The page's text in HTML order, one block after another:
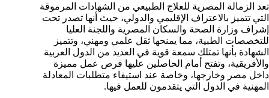
تعد الزمالة المصرية للعلاج الطبيعي من الشهادات المرموقة
التي تتميز بالاعتراف الإقليمي والدولي، حيث أنها تصدر تحت
إشراف وزارة الصحة والسكان المصرية واللجنة العليا
للتخصصات الطبية، مما يمنحها ثقل علمي ومهني، وتتميز
الشهادة بأنها تمتلك سمعة قوية في العديد من الدول العربية
والأفريقية، وتفتح أمام الحاصلين عليها فرص عمل مميزة
داخل مصر وخارجها، وخاصة عند استيفاء متطلبات المعادلة
المهنية في الدول التي يتقدمون للعمل فيها.